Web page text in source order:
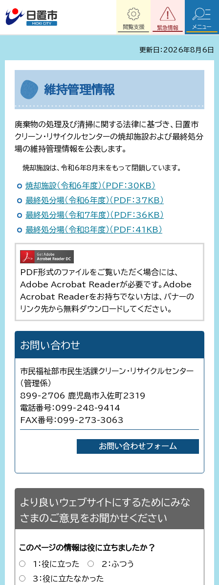
緊急情報
閲覧支援 メニュー
更新日：2026年8月6日
維持管理情報
廃棄物の処理及び清掃に関する法律に基づき、日置市
クリーン・リサイクルセンターの焼却施設および最終処分
場の維持管理情報を公表します。
焼却施設は、令和6年8月末をもって閉鎖しています。
焼却施設（令和6年度）（PDF：30KB）
最終処分場（令和6年度）（PDF：37KB）
最終処分場（令和7年度）（PDF：36KB）
最終処分場（令和8年度）（PDF：41KB）
PDF形式のファイルをご覧いただく場合には、
Adobe Acrobat Readerが必要です。Adobe
Acrobat Readerをお持ちでない方は、バナーの
リンク先から無料ダウンロードしてください。
お問い合わせ
市民福祉部市民生活課クリーン・リサイクルセンター
（管理係）
899-2706 鹿児島市入佐町2319
電話番号：099-248-9414
FAX番号：099-273-3063
より良いウェブサイトにするためにみな
さまのご意見をお聞かせください
このページの情報は役に立ちましたか？
1：役に立った
2：ふつう
3：役に立たなかった